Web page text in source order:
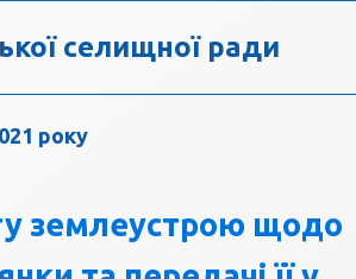
селищної ради
року
землеустрою щодо